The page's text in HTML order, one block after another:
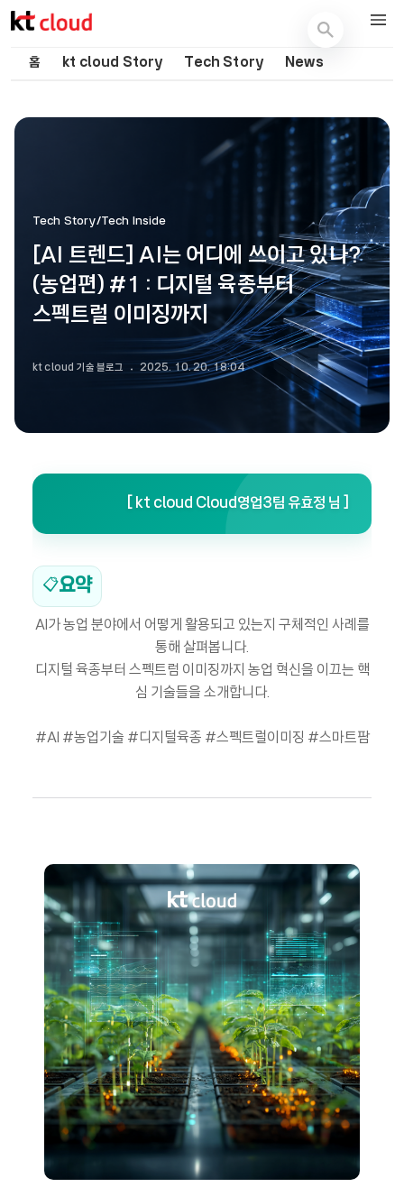
기술 블로그 (Tech) | kt cloud
홈 kt cloud Story Tech Story News
Tech Story/Tech Inside
[AI 트렌드] AI는 어디에 쓰이고 있나?
(농업편) #1 : 디지털 육종부터
스펙트럴 이미징까지
kt cloud 기술 블로그 2025. 10. 20. 18:04
[ kt cloud Cloud영업3팀 유효정 님 ]
📋요약
AI가 농업 분야에서 어떻게 활용되고 있는지 구체적인 사례를
통해 살펴봅니다.
디지털 육종부터 스펙트럼 이미징까지 농업 혁신을 이끄는 핵
심 기술들을 소개합니다.
#AI #농업기술 #디지털육종 #스펙트럴이미징 #스마트팜